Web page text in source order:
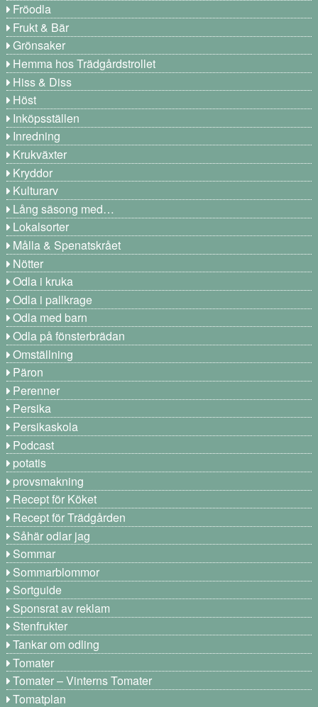
Fröodla
Frukt & Bär
Grönsaker
Hemma hos Trädgårdstrollet
Hiss & Diss
Höst
Inköpsställen
Inredning
Krukväxter
Kryddor
Kulturarv
Lång säsong med…
Lokalsorter
Målla & Spenatskrået
Nötter
Odla i kruka
Odla i pallkrage
Odla med barn
Odla på fönsterbrädan
Omställning
Päron
Perenner
Persika
Persikaskola
Podcast
potatis
provsmakning
Recept för Köket
Recept för Trädgården
Såhär odlar jag
Sommar
Sommarblommor
Sortguide
Sponsrat av reklam
Stenfrukter
Tankar om odling
Tomater
Tomater – Vinterns Tomater
Tomatplan